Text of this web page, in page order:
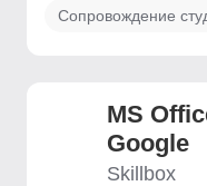
Сопровождение
MS
Google
Skillbox